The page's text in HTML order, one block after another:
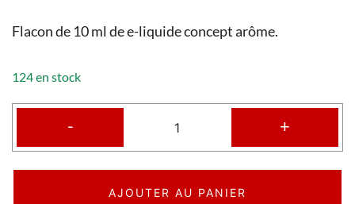
Flacon de 10 ml de e-liquide concept arôme.
124 en stock
- +
AJOUTER AU PANIER